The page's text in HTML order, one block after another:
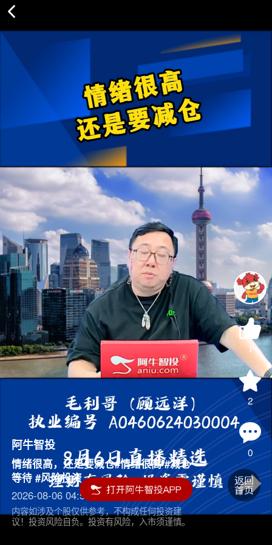
1
2
0
阿牛智投
情绪很高，还是要减仓#情绪很高 #减仓
等待 #风险投资
2026-08-06 04:55
内容如涉及个股仅供参考，不构成任何投资建
议！投资风险自负。投资有风险，入市须谨慎。